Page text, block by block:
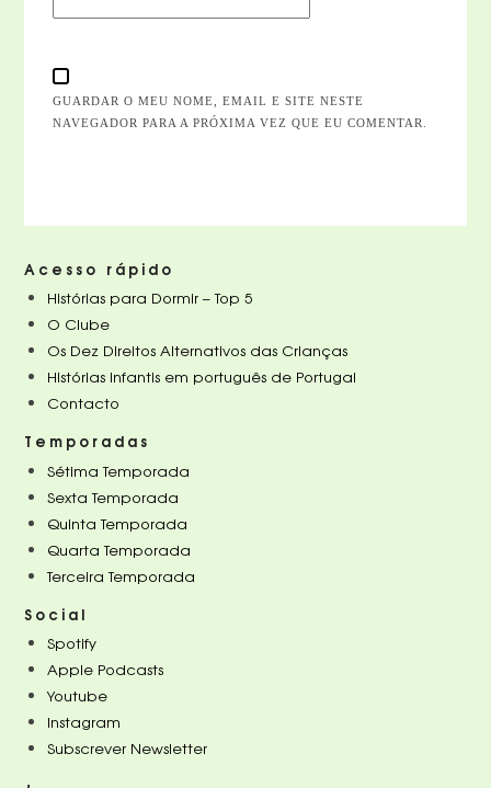
GUARDAR O MEU NOME, EMAIL E SITE NESTE
NAVEGADOR PARA A PRÓXIMA VEZ QUE EU COMENTAR.
Acesso rápido
Histórias para Dormir – Top 5
O Clube
Os Dez Direitos Alternativos das Crianças
Histórias infantis em português de Portugal
Contacto
Temporadas
Sétima Temporada
Sexta Temporada
Quinta Temporada
Quarta Temporada
Terceira Temporada
Social
Spotify
Apple Podcasts
Youtube
Instagram
Subscrever Newsletter